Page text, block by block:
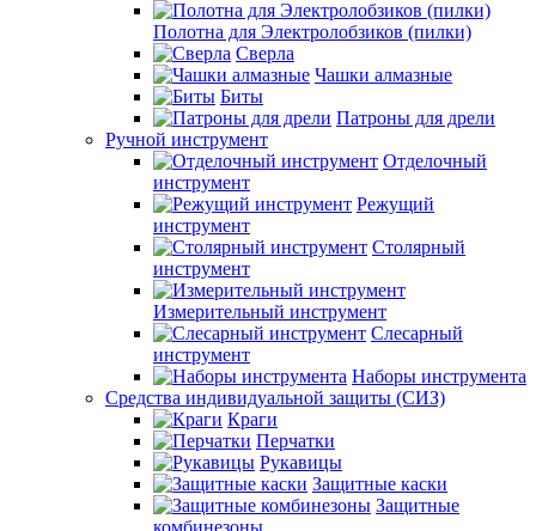
Полотна для Электролобзиков (пилки)
Сверла
Чашки алмазные
Биты
Патроны для дрели
Ручной инструмент
Отделочный
инструмент
Режущий
инструмент
Столярный
инструмент
Измерительный инструмент
Слесарный
инструмент
Наборы инструмента
Средства индивидуальной защиты (СИЗ)
Краги
Перчатки
Рукавицы
Защитные каски
Защитные
комбинезоны